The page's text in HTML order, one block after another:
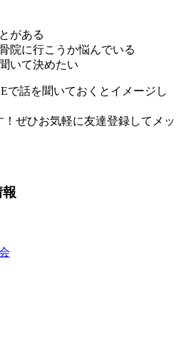
がある
院に行こうか悩んでいる
いて決めたい
で話を聞いておくとイメージし
ぜひお気軽に友達登録してメッ